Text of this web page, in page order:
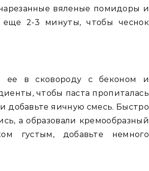
вяленые помидоры и
еще 2-3 минуты, чтобы чеснок
ее в сковороду с беконом и
чтобы паста пропиталась
добавьте яичную смесь. Быстро
а образовали кремообразный
густым, добавьте немного